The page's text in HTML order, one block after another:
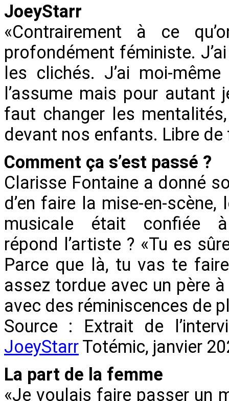
JoeyStarr
«Contrairement à ce
profondément féministe.
les clichés. J’ai moi-
l’assume mais pour
faut changer les
devant nos enfants. Libre
Comment ça s’est passé ?
Clarisse Fontaine a donné
d’en faire la mise-en-
musicale était
répond l’artiste ? «Tu es
Parce que là, tu vas te
assez tordue avec un père
avec des réminiscences de
Source : Extrait de
JoeyStarr Totémic, janvier
La part de la femme
«Je voulais faire passer un